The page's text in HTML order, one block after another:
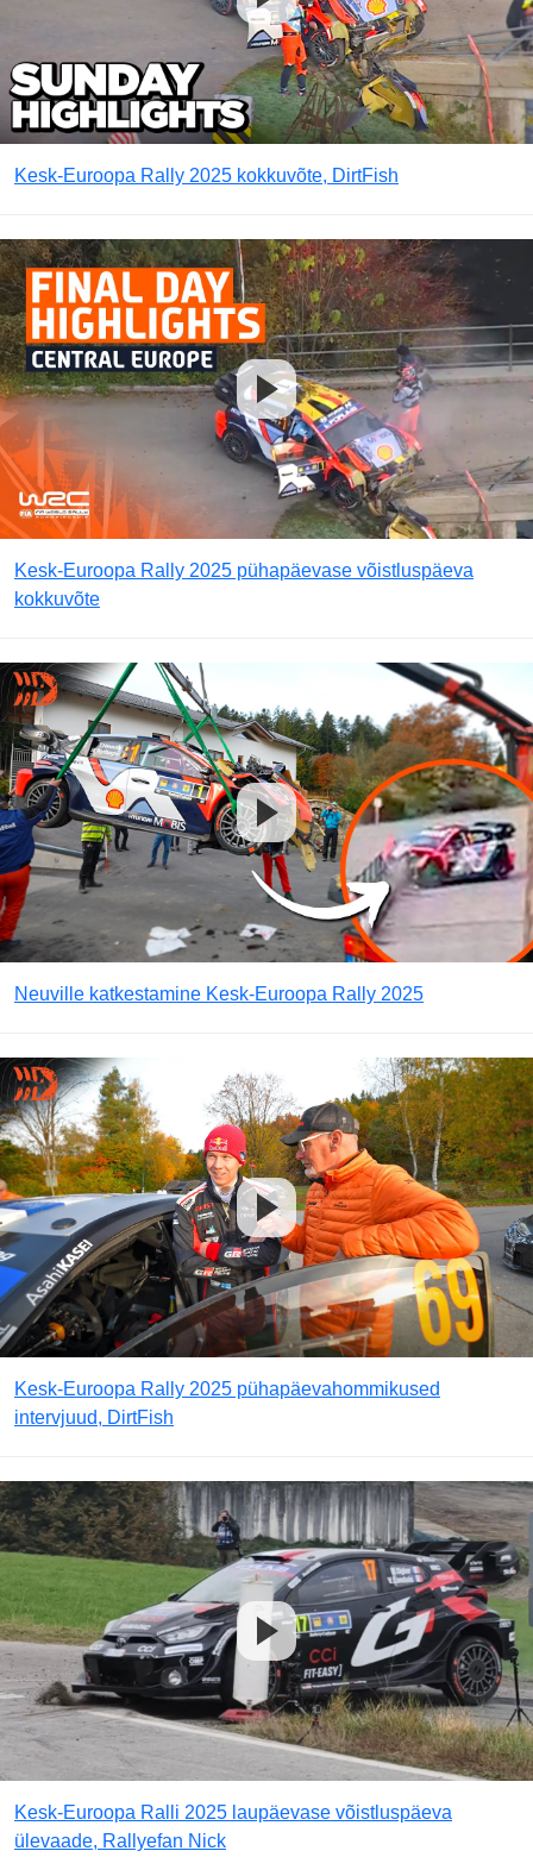
Kesk-Euroopa Rally 2025 kokkuvõte, DirtFish
Kesk-Euroopa Rally 2025 pühapäevase võistluspäeva
kokkuvõte
Neuville katkestamine Kesk-Euroopa Rally 2025
Kesk-Euroopa Rally 2025 pühapäevahommikused
intervjuud, DirtFish
Kesk-Euroopa Ralli 2025 laupäevase võistluspäeva
ülevaade, Rallyefan Nick